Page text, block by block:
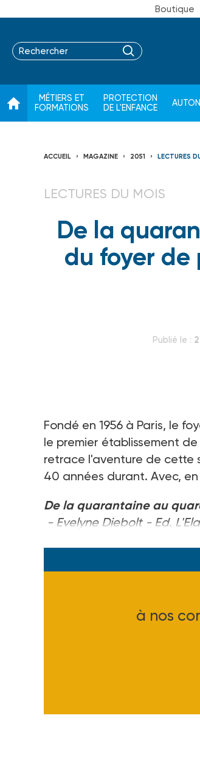
Boutique
MÉTIERS ET
FORMATIONS
PROTECTION
DE L'ENFANCE
ACCUEIL MAGAZINE 2051 LECTURES
LECTURES DU MOIS
De la
du foyer de
Publié le :
Fondé en 1956 à Paris, le
le premier établissement
retrace l'aventure de cette
40 années durant. Avec,
De la quarantaine au
- Evelyne Diebolt - Ed.
à nos